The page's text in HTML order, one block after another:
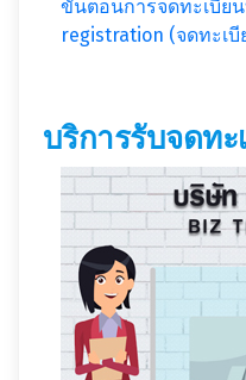
ขั้นตอนการจดทะเบีย
registration (จดทะเ
บริการรับจดทะ